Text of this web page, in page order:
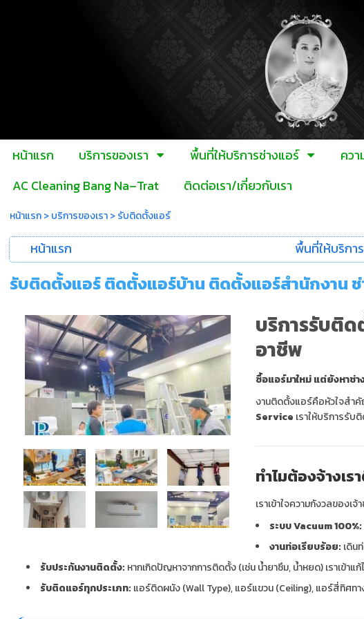
หน้าแรก บริการของเรา พื้นที่ให้บริการช่างแอร์ คว
AC Cleaning Bang Na–Trat
ติดต่อเรา/เกี่ยวกับเรา
หน้าแรก>บริการของเรา>รับติดตั้งแอร์
หน้าแรก พื้นที่ให้บริการ
รับติดตั้งแอร์ ติดตั้งแอร์บ้าน ติดตั้งแอร์สำนักงาน
บริการรับติด
อาชีพ
ซื้อแอร์มาใหม่ แต่ยังหาช่
งานติดตั้งแอร์คือหัวใจสำ
Service เราให้บริการรับ
ทำไมต้องจ้างเ
เราเข้าใจความกังวลของ
ระบบ Vacuum 100%:
งานท่อเรียบร้อย: เดิน
รับประกันงานติดตั้ง: หากเกิดปัญหาจากการติดตั้ง (เช่น น้ำยาซึม, น้ำหยด) เราเข้าแ
รับติดแอร์ทุกประเภท: แอร์ติดผนัง (Wall Type), แอร์แขวน (Ceiling), แอร์สี่ทิศท